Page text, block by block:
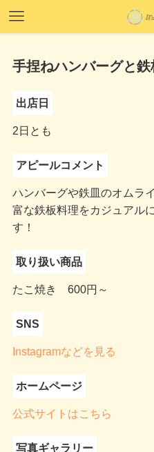
手捏ねハンバーグと
出店日
2日とも
アピールコメント
ハンバーグや鉄皿のオムラ
富な鉄板料理をカジュアル
す！
取り扱い商品
たこ焼き 600円～
SNS
Instagramなどを見る
ホームページ
公式サイトはこちら
写真ギャラリー